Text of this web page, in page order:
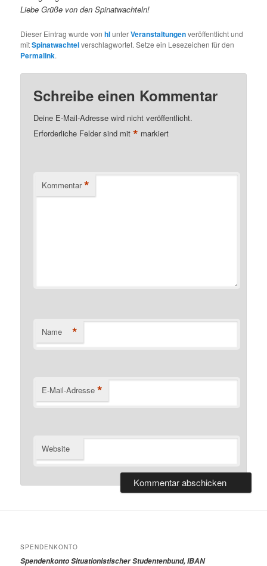
Liebe Grüße von den Spinatwachteln!
Dieser Eintrag wurde vonhlunterVeranstaltungenveröffentlicht und
mitSpinatwachtelverschlagwortet. Setze ein Lesezeichen für den
Permalink.
Schreibe einen Kommentar
Deine E-Mail-Adresse wird nicht veröffentlicht.
Erforderliche Felder sind mit* markiert
Kommentar *
Name *
E-Mail-Adresse *
Website
SPENDENKONTO
Spendenkonto Situationistischer Studentenbund, IBAN